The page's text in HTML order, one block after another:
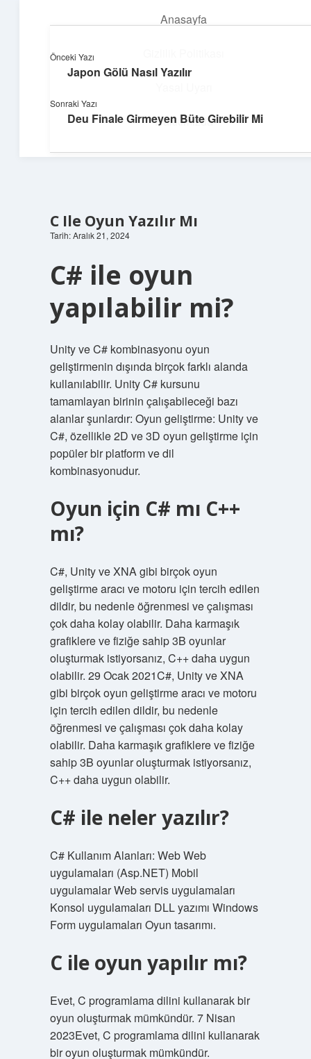
Anasayfa
Hakkımızda
Yumuşak Teknoloji Rehberi
Dijital dünyada huzurlu bir yolculuk!
C Ile Oyun Yazılır Mı
Tarih: Aralık 21, 2024
C# ile oyun
yapılabilir mi?
Unity ve C# kombinasyonu oyun
geliştirmenin dışında birçok farklı alanda
kullanılabilir. Unity C# kursunu
tamamlayan birinin çalışabileceği bazı
alanlar şunlardır: Oyun geliştirme: Unity ve
C#, özellikle 2D ve 3D oyun geliştirme için
popüler bir platform ve dil
kombinasyonudur.
Oyun için C# mı C++
mı?
C#, Unity ve XNA gibi birçok oyun
geliştirme aracı ve motoru için tercih edilen
dildir, bu nedenle öğrenmesi ve çalışması
çok daha kolay olabilir. Daha karmaşık
grafiklere ve fiziğe sahip 3B oyunlar
oluşturmak istiyorsanız, C++ daha uygun
olabilir. 29 Ocak 2021C#, Unity ve XNA
gibi birçok oyun geliştirme aracı ve motoru
için tercih edilen dildir, bu nedenle
öğrenmesi ve çalışması çok daha kolay
olabilir. Daha karmaşık grafiklere ve fiziğe
sahip 3B oyunlar oluşturmak istiyorsanız,
C++ daha uygun olabilir.
C# ile neler yazılır?
C# Kullanım Alanları: Web Web
uygulamaları (Asp.NET) Mobil
uygulamalar Web servis uygulamaları
Konsol uygulamaları DLL yazımı Windows
Form uygulamaları Oyun tasarımı.
C ile oyun yapılır mı?
Evet, C programlama dilini kullanarak bir
oyun oluşturmak mümkündür. 7 Nisan
2023Evet, C programlama dilini kullanarak
bir oyun oluşturmak mümkündür.
Önceki Yazı
Japon Gölü Nasıl Yazılır
Sonraki Yazı
Deu Finale Girmeyen Büte Girebilir Mi